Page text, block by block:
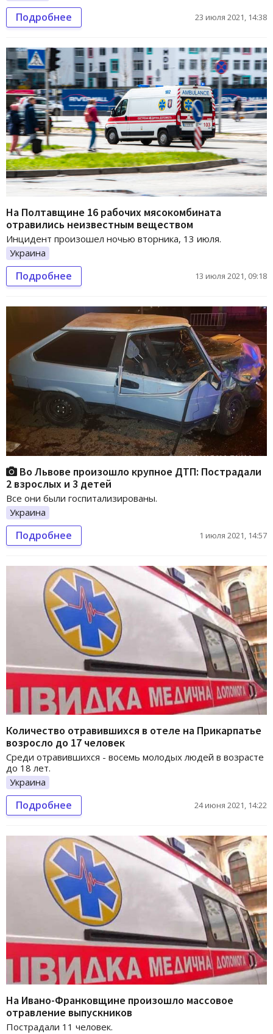
Подробнее 23 июля 2021, 14:38
На Полтавщине 16 рабочих мясокомбината
отравились неизвестным веществом
Инцидент произошел ночью вторника, 13 июля.
Украина
Подробнее 13 июля 2021, 09:18
Во Львове произошло крупное ДТП: Пострадали
2 взрослых и 3 детей
Все они были госпитализированы.
Украина
Подробнее 1 июля 2021, 14:57
Количество отравившихся в отеле на Прикарпатье
возросло до 17 человек
Среди отравившихся - восемь молодых людей в возрасте
до 18 лет.
Украина
Подробнее 24 июня 2021, 14:22
На Ивано-Франковщине произошло массовое
отравление выпускников
Пострадали 11 человек.